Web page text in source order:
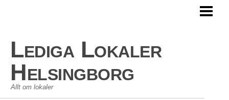
KOMMERSIELLA LOKALER
Lediga Lokaler
Helsingborg
Allt om lokaler